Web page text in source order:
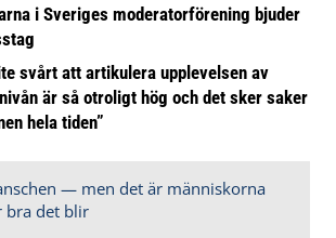
i Sveriges moderatorförening bjuder
svårt att artikulera upplevelsen av
är så otroligt hög och det sker saker
hela tiden”